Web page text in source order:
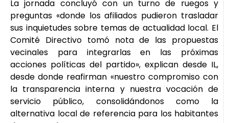
La jornada concluyó con un turno de ruegos y
preguntas «donde los afiliados pudieron trasladar
sus inquietudes sobre temas de actualidad local. El
Comité Directivo tomó nota de las propuestas
vecinales para integrarlas en las próximas
acciones políticas del partido», explican desde IL,
desde donde reafirman «nuestro compromiso con
la transparencia interna y nuestra vocación de
servicio público, consolidándonos como la
alternativa local de referencia para los habitantes